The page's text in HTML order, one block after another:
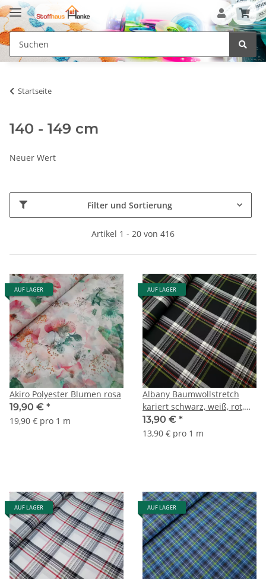
Startseite
140 - 149 cm
Neuer Wert
Filter und Sortierung
Artikel 1 - 20 von 416
AUF LAGER
Akiro Polyester Blumen rosa
19,90 € *
19,90 € pro 1 m
AUF LAGER
Albany Baumwollstretch
kariert schwarz, weiß, rot,
kiwi
13,90 € *
13,90 € pro 1 m
AUF LAGER AUF LAGER